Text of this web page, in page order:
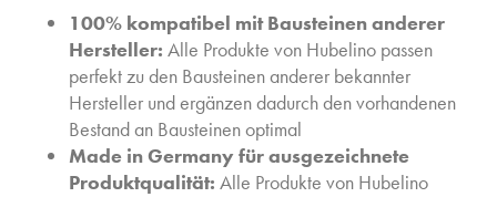
100% kompatibel mit Bausteinen anderer
Hersteller: Alle Produkte von Hubelino passen
perfekt zu den Bausteinen anderer bekannter
Hersteller und ergänzen dadurch den vorhandenen
Bestand an Bausteinen optimal
Made in Germany für ausgezeichnete
Produktqualität: Alle Produkte von Hubelino